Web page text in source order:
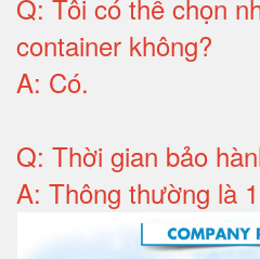
Q: Tôi có thể chọn
container không?
A: Có.
Q: Thời gian bảo
A: Thông thường là